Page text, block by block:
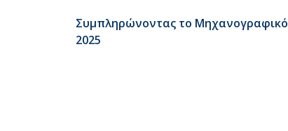
Συμπληρώνοντας το Μηχανογραφικό
2025